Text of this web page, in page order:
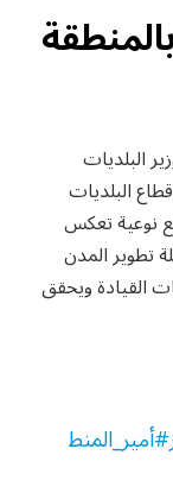
البلديات
البلديات
نوعية تعكس
تطوير المدن
القيادة ويحقق
#أمير_المنط